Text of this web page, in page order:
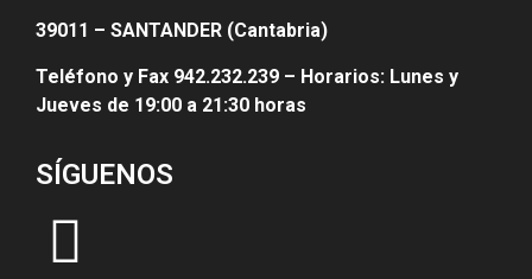
39011 – SANTANDER (Cantabria)
Teléfono y Fax 942.232.239 – Horarios: Lunes y
Jueves de 19:00 a 21:30 horas
SÍGUENOS